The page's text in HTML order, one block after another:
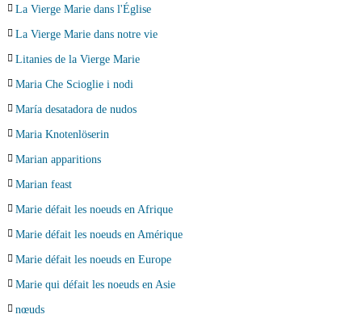
La Vierge Marie dans l'Église
La Vierge Marie dans notre vie
Litanies de la Vierge Marie
Maria Che Scioglie i nodi
María desatadora de nudos
Maria Knotenlöserin
Marian apparitions
Marian feast
Marie défait les noeuds en Afrique
Marie défait les noeuds en Amérique
Marie défait les noeuds en Europe
Marie qui défait les noeuds en Asie
nœuds